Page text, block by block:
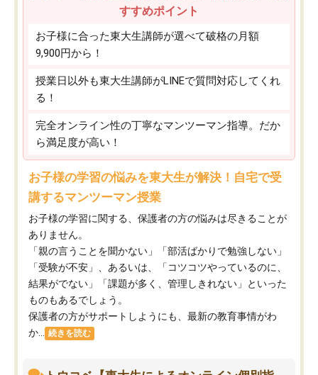
すすめポイント
お子様に合った東大生講師が選べて破格の月額
9,900円から！
授業日以外も東大生講師がLINEで質問対応してくれ
る！
完全オンライン性の丁寧なマンツーマン指導。だか
ら満足度が高い！
お子様の学習の悩みを東大生が解決！自宅で受
講するマンツーマン授業
お子様の学習に関する、保護者の方の悩みは尽きることが
ありません。
「親の言うことを聞かない」「部活ばかりで勉強しない」
「受験が不安」、あるいは、「コツコツやっているのに、
結果がでない」「課題が多く、管理しきれない」といった
ものもあるでしょう。
保護者の方がサポートしようにも、最新の教育事情がわ
か...
続きを読む